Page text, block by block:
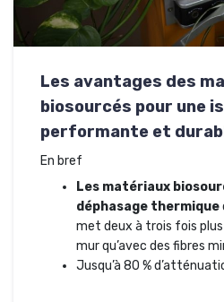
Les avantages des
biosourcés pour une
performante et
En bref
Les matériaux
déphasage thermique
met deux à trois fois
mur qu’avec des fibres
Jusqu’à 80 %